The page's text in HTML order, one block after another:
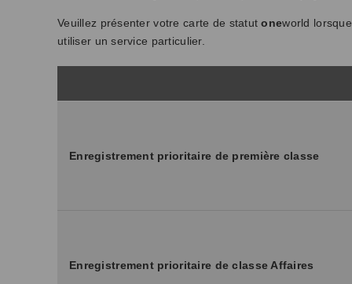
Veuillez présenter votre carte de statutoneworld
utiliser un service particulier.
Enregistrement prioritaire de première classe
Enregistrement prioritaire de classe Affaires